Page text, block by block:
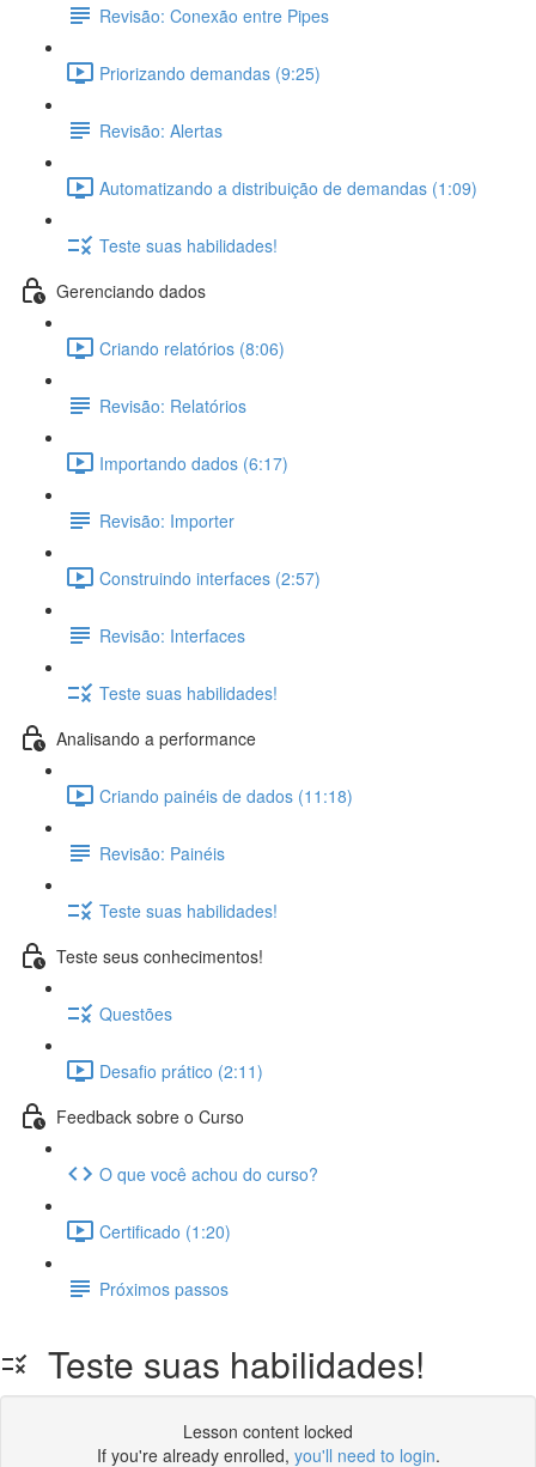
Revisão: Conexão entre Pipes
Priorizando demandas (9:25)
Revisão: Alertas
Automatizando a distribuição de demandas (1:09)
Teste suas habilidades!
Gerenciando dados
Criando relatórios (8:06)
Revisão: Relatórios
Importando dados (6:17)
Revisão: Importer
Construindo interfaces (2:57)
Revisão: Interfaces
Teste suas habilidades!
Analisando a performance
Criando painéis de dados (11:18)
Revisão: Painéis
Teste suas habilidades!
Teste seus conhecimentos!
Questões
Desafio prático (2:11)
Feedback sobre o Curso
O que você achou do curso?
Certificado (1:20)
Próximos passos
Teste suas habilidades!
Lesson content locked
If you're already enrolled, you'll need to login.